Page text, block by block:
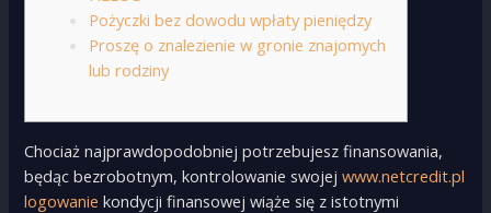
Pożyczki bez dowodu wpłaty pieniędzy
Proszę o znalezienie w gronie znajomych
lub rodziny
Chociaż najprawdopodobniej potrzebujesz finansowania,
będąc bezrobotnym, kontrolowanie swojejwww.netcredit.pl
logowanie kondycji finansowej wiąże się z istotnymi